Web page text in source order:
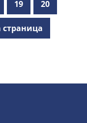
19 20
страница